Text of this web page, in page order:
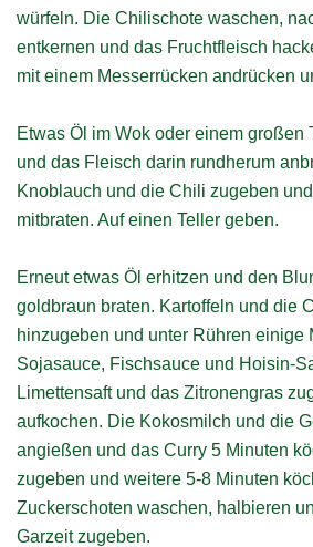
würfeln. Die Chilischote waschen,
entkernen und das Fruchtfleisch
mit einem Messerrücken andrücken
Etwas Öl im Wok oder einem großen
und das Fleisch darin rundherum
Knoblauch und die Chili zugeben
mitbraten. Auf einen Teller geben.
Erneut etwas Öl erhitzen und den
goldbraun braten. Kartoffeln und die
hinzugeben und unter Rühren einige
Sojasauce, Fischsauce und Hoisin-
Limettensaft und das Zitronengras
aufkochen. Die Kokosmilch und die
angießen und das Curry 5 Minuten
zugeben und weitere 5-8 Minuten
Zuckerschoten waschen, halbieren
Garzeit zugeben.